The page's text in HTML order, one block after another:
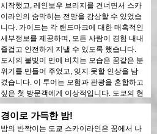
시작했고, 레인보우 브리지를 건너면서 스카
이라인의 숨막히는 전망을 감상할 수 있었습
니다. 가이드는 각 랜드마크에 대한 매혹적인
세부정보를 제공하며, 모든 사람이 경험 내내
즐겁고 안전하게 지낼 수 있도록 했습니다.
도시의 불빛이 만에 비치는 모습은 꿈같은 분
위기를 만들어 주었고, 잊지 못할 인상을 남
겼습니다. 이 투어는 모험과 관광을 혼합하고
싶은 첫 방문객에게 이상적입니다. 도쿄의 현
대적인 구조물과 역사적인 지역 간의 대조는
야경에서 아름답게 드러났습니다. 이 투어를
누구에게나 강력히 추천합니다!
경이로 가득한 밤!
밤의 반짝이는 도쿄 스카이라인은 꿈에서 나